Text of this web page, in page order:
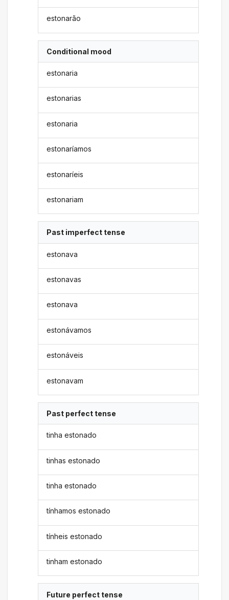
estonarão
Conditional mood
estonaria
estonarias
estonaria
estonaríamos
estonaríeis
estonariam
Past imperfect tense
estonava
estonavas
estonava
estonávamos
estonáveis
estonavam
Past perfect tense
tinha estonado
tinhas estonado
tinha estonado
tínhamos estonado
tínheis estonado
tinham estonado
Future perfect tense